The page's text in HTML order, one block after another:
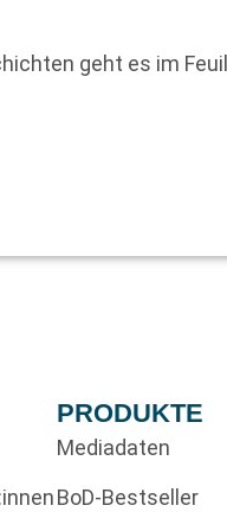
geht es im
PRODUKTE
Mediadaten
BoD-Bestseller